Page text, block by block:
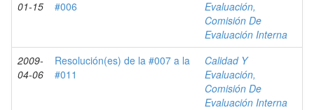
01-15
#006
Evaluación,
Comisión De
Evaluación Interna
2009-
04-06
Resolución(es) de la #007 a la
#011
Calidad Y
Evaluación,
Comisión De
Evaluación Interna